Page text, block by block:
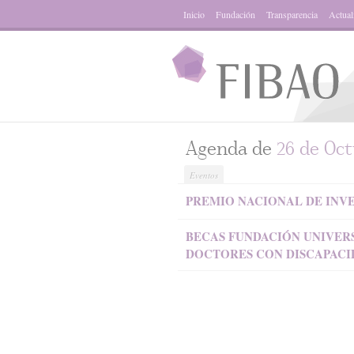
Inicio Fundación Transparencia
Agenda de 26 de
Eventos
PREMIO NACIONAL DE
BECAS FUNDACIÓN
DOCTORES CON